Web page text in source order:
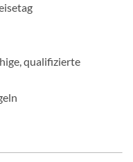
qualifizierte